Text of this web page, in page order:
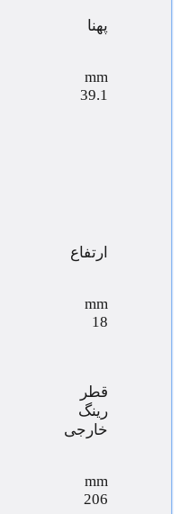
پهنا
mm
39.1
ارتفاع
mm
18
قطر
رینگ
خارجی
mm
206